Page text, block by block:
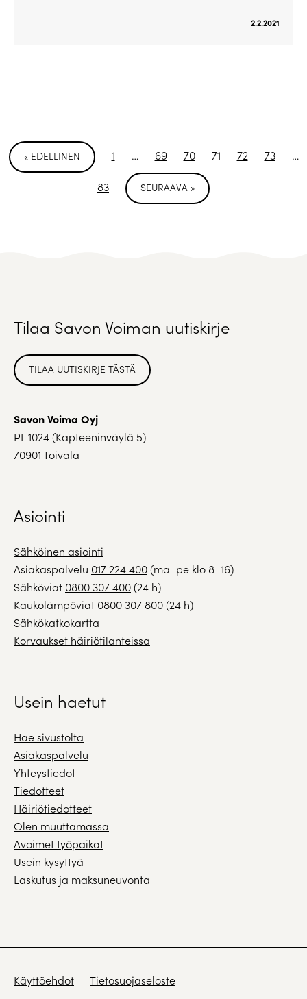
2.2.2021
« EDELLINEN 1 … 69 70 71 72 73 …
83 SEURAAVA »
Tilaa Savon Voiman uutiskirje
TILAA UUTISKIRJE TÄSTÄ
Savon Voima Oyj
PL 1024 (Kapteeninväylä 5)
70901 Toivala
Asiointi
Sähköinen asiointi
Asiakaspalvelu 017 224 400(ma–pe klo 8–16)
Sähköviat 0800 307 400(24 h)
Kaukolämpöviat 0800 307 800(24 h)
Sähkökatkokartta
Korvaukset häiriötilanteissa
Usein haetut
Hae sivustolta
Asiakaspalvelu
Yhteystiedot
Tiedotteet
Häiriötiedotteet
Olen muuttamassa
Avoimet työpaikat
Usein kysyttyä
Laskutus ja maksuneuvonta
Käyttöehdot Tietosuojaseloste